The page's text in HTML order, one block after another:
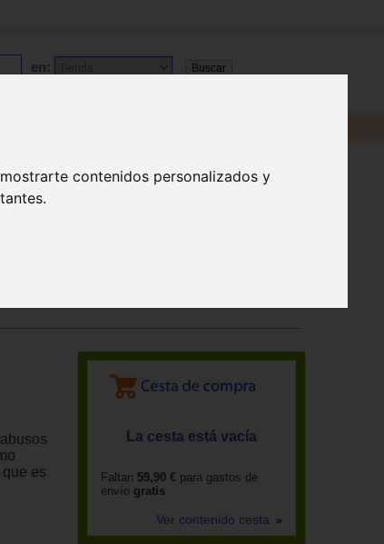
contenidos personalizados y
en:
es
La cesta está vacía
Faltan 59,90 € para gastos de
envío gratis
Ver contenido cesta